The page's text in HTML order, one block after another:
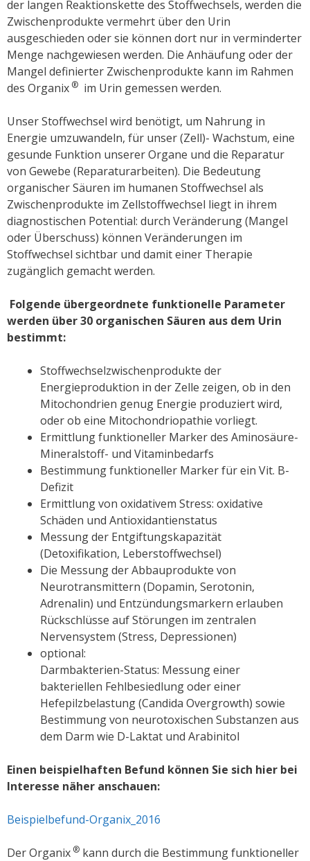
der langen Reaktionskette des Stoffwechsels, werden die
Zwischenprodukte vermehrt über den Urin
ausgeschieden oder sie können dort nur in verminderter
Menge nachgewiesen werden. Die Anhäufung oder der
Mangel definierter Zwischenprodukte kann im Rahmen
des Organix ® im Urin gemessen werden.
Unser Stoffwechsel wird benötigt, um Nahrung in
Energie umzuwandeln, für unser (Zell)- Wachstum, eine
gesunde Funktion unserer Organe und die Reparatur
von Gewebe (Reparaturarbeiten). Die Bedeutung
organischer Säuren im humanen Stoffwechsel als
Zwischenprodukte im Zellstoffwechsel liegt in ihrem
diagnostischen Potential: durch Veränderung (Mangel
oder Überschuss) können Veränderungen im
Stoffwechsel sichtbar und damit einer Therapie
zugänglich gemacht werden.
Folgende übergeordnete funktionelle Parameter
werden über 30 organischen Säuren aus dem Urin
bestimmt:
Stoffwechselzwischenprodukte der
Energieproduktion in der Zelle zeigen, ob in den
Mitochondrien genug Energie produziert wird,
oder ob eine Mitochondriopathie vorliegt.
Ermittlung funktioneller Marker des Aminosäure-
Mineralstoff- und Vitaminbedarfs
Bestimmung funktioneller Marker für ein Vit. B-
Defizit
Ermittlung von oxidativem Stress: oxidative
Schäden und Antioxidantienstatus
Messung der Entgiftungskapazität
(Detoxifikation, Leberstoffwechsel)
Die Messung der Abbauprodukte von
Neurotransmittern (Dopamin, Serotonin,
Adrenalin) und Entzündungsmarkern erlauben
Rückschlüsse auf Störungen im zentralen
Nervensystem (Stress, Depressionen)
optional:
Darmbakterien-Status: Messung einer
bakteriellen Fehlbesiedlung oder einer
Hefepilzbelastung (Candida Overgrowth) sowie
Bestimmung von neurotoxischen Substanzen aus
dem Darm wie D-Laktat und Arabinitol
Einen beispielhaften Befund können Sie sich hier bei
Interesse näher anschauen:
Beispielbefund-Organix_2016
Der Organix ® kann durch die Bestimmung funktioneller